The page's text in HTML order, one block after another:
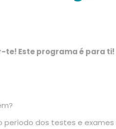
te! Este programa é para ti!
período dos testes e exames